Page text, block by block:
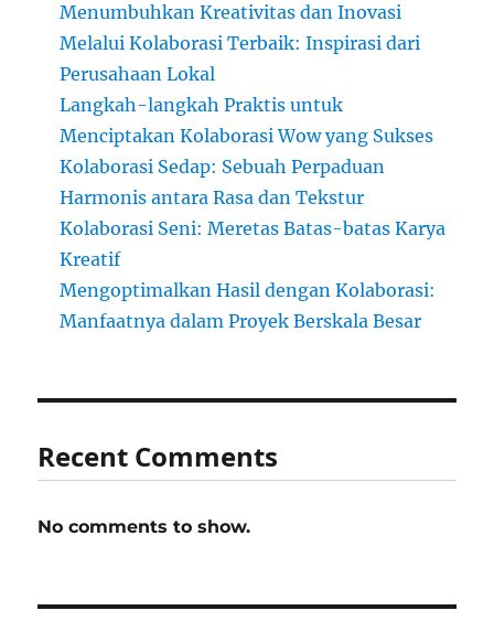
Menumbuhkan Kreativitas dan Inovasi
Melalui Kolaborasi Terbaik: Inspirasi dari
Perusahaan Lokal
Langkah-langkah Praktis untuk
Menciptakan Kolaborasi Wow yang Sukses
Kolaborasi Sedap: Sebuah Perpaduan
Harmonis antara Rasa dan Tekstur
Kolaborasi Seni: Meretas Batas-batas Karya
Kreatif
Mengoptimalkan Hasil dengan Kolaborasi:
Manfaatnya dalam Proyek Berskala Besar
Recent Comments
No comments to show.